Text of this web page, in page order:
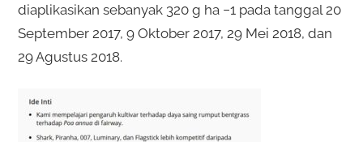
diaplikasikan sebanyak 320 g ha −1 pada tanggal 20
September 2017, 9 Oktober 2017, 29 Mei 2018, dan
29 Agustus 2018.